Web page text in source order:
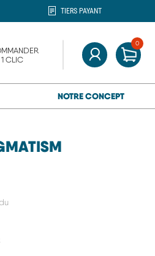
TIERS PAYANT
1 CLIC
0
NOTRE CONCEPT